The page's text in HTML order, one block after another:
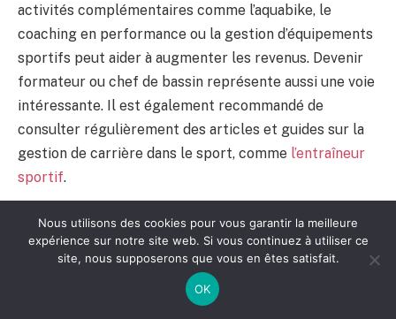
activités complémentaires comme l’aquabike, le
coaching en performance ou la gestion d’équipements
sportifs peut aider à augmenter les revenus. Devenir
formateur ou chef de bassin représente aussi une voie
intéressante. Il est également recommandé de
consulter régulièrement des articles et guides sur la
gestion de carrière dans le sport, comme l’entraîneur
sportif.
Salaire débutant autour de 1846 € brut mensuel.
Variables selon contrat et lieu d’exercice.
Avantages liés au statut fonctionnaire ou salarié.
Nous utilisons des cookies pour vous garantir la meilleure
expérience sur notre site web. Si vous continuez à utiliser ce
site, nous supposerons que vous en êtes satisfait.
OK